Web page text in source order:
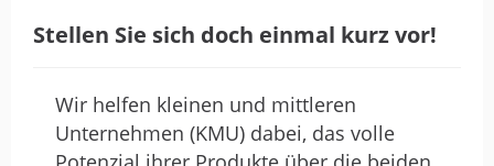
and worth it.
Stellen Sie sich doch einmal kurz vor!
Wir helfen kleinen und mittleren
Unternehmen (KMU) dabei, das volle